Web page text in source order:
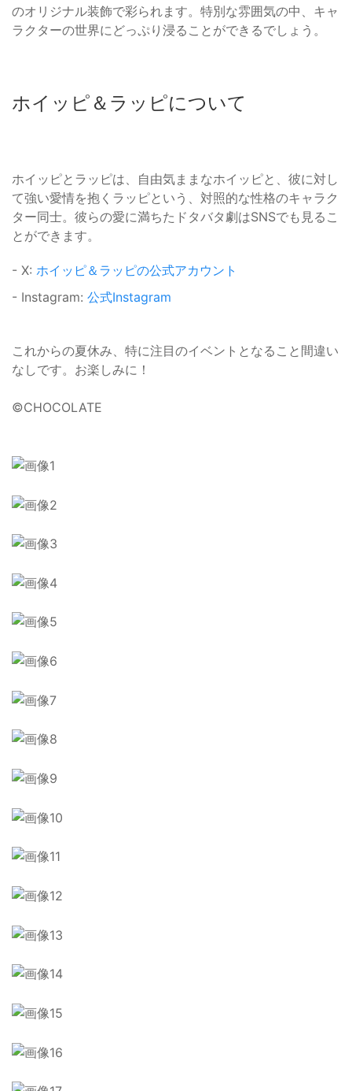
のオリジナル装飾で彩られます。特別な雰囲気の中、キャ
ラクターの世界にどっぷり浸ることができるでしょう。
ホイッピ＆ラッピについて
ホイッピとラッピは、自由気ままなホイッピと、彼に対し
て強い愛情を抱くラッピという、対照的な性格のキャラク
ター同士。彼らの愛に満ちたドタバタ劇はSNSでも見るこ
とができます。
- X: ホイッピ＆ラッピの公式アカウント
- Instagram: 公式Instagram
これからの夏休み、特に注目のイベントとなること間違い
なしです。お楽しみに！
©︎CHOCOLATE